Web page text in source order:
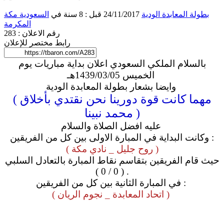
بطولة المعابدة الودية 24/11/2017 قبل : 8 سنة في السعودية مكة
المكرمة
رقم الاعلان : 283
رابط مختصر للإعلان
بالسلام الملكي السعودي اعلان بداية مباريات يوم
( مهما كانت قوة دورينا نحن نقتدي بأخلاق
محمد نبينا )
وكانت البداية في المبارة الاولى بين كل من الفريقين :
( روح جليل _ نادي مكة )
حيث قام الفريقين بتقاسم نقاط المبارة بالتعادل السلبي
( 0 / 0 ) .
في المبارة الثانية بين كل من الفريقين :
( اتحاد المعابدة _ نجوم الريان )